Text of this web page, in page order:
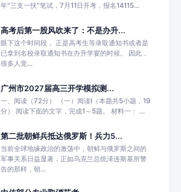
年"三支一扶"笔试，7月11日开考，报名14115...
高考后第一股风吹来了：不是办升...
眼下这个时间段， 正是高考生等录取通知书或者是
已拿到名校录取通知书在办升学宴的时候。 因此，
很多人觉...
广州市2027届高三开学模拟测...
一、阅读（72分） （一）阅读I（本题共5小题，19
分） 阅读下面的文字，完成1～5题。 材料一： ...
第二批朝鲜兵抵达俄罗斯！兵力5...
当前全球地缘政治的激荡中，朝鲜与俄罗斯之间的
军事关系日益显著，正如乌克兰总统泽连斯基所警
告的那样，朝...